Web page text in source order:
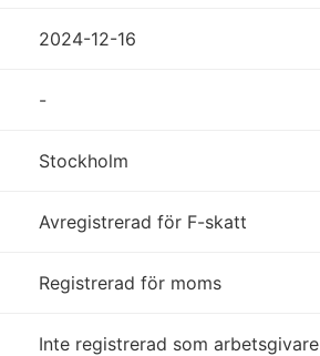
2024-12-16
-
Stockholm
Avregistrerad för F-skatt
Registrerad för moms
Inte registrerad som arbetsgivare